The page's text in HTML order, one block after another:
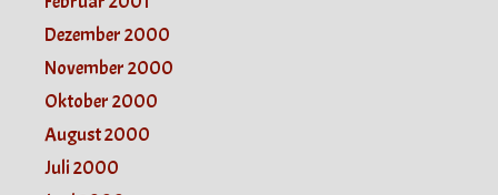
Dezember 2000
November 2000
Oktober 2000
August 2000
Juli 2000